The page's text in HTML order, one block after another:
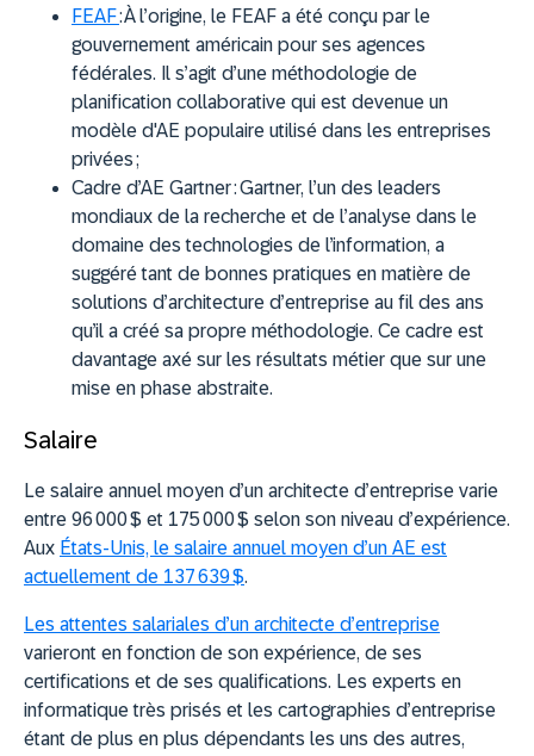
FEAF:À l’origine, le FEAF a été conçu par le
gouvernement américain pour ses agences
fédérales. Il s’agit d’une méthodologie de
planification collaborative qui est devenue un
modèle d'AE populaire utilisé dans les entreprises
privées ;
Cadre d’AE Gartner :Gartner, l’un des leaders
mondiaux de la recherche et de l’analyse dans le
domaine des technologies de l’information, a
suggéré tant de bonnes pratiques en matière de
solutions d’architecture d’entreprise au fil des ans
qu’il a créé sa propre méthodologie. Ce cadre est
davantage axé sur les résultats métier que sur une
mise en phase abstraite.
Salaire
Le salaire annuel moyen d’un architecte d’entreprise varie
entre 96 000 $ et 175 000 $ selon son niveau d’expérience.
Aux États-Unis, le salaire annuel moyen d’un AE est
actuellement de 137 639 $.
Les attentes salariales d’un architecte d’entreprise
varieront en fonction de son expérience, de ses
certifications et de ses qualifications. Les experts en
informatique très prisés et les cartographies d’entreprise
étant de plus en plus dépendants les uns des autres,